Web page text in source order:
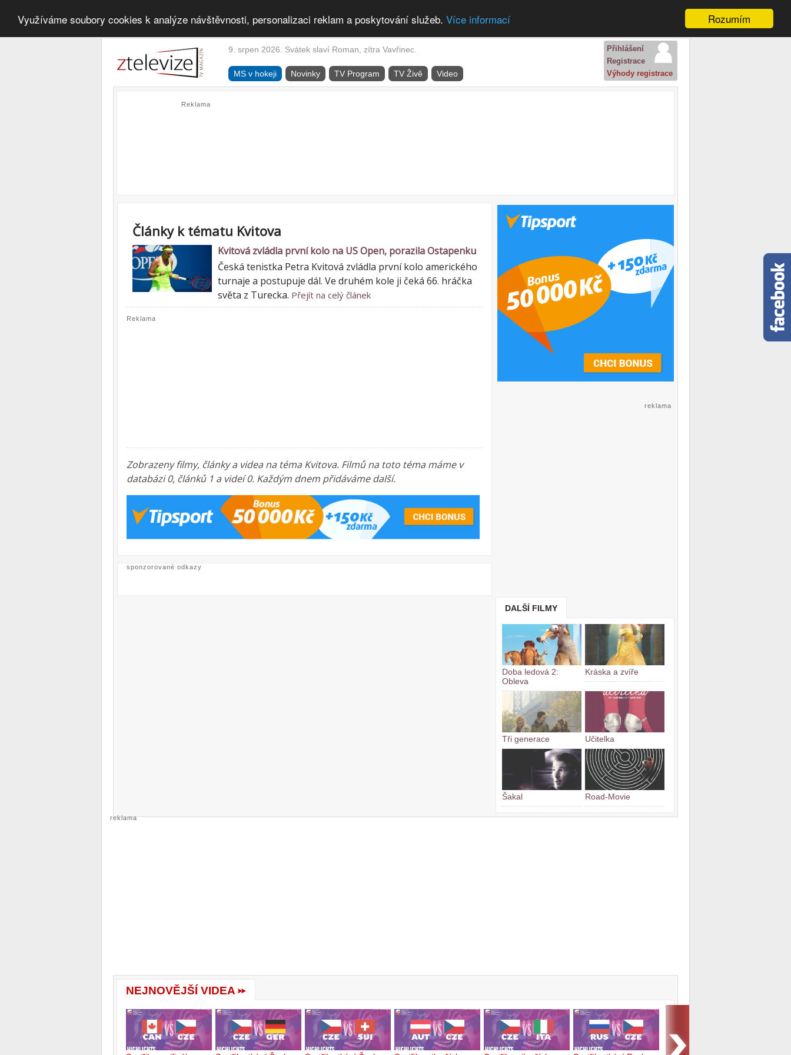
Rozumím
Využíváme soubory cookies k analýze návštěvnosti, personalizaci reklam a poskytování služeb. Více informací
9. srpen 2026. Svátek slaví Roman, zítra Vavřinec.
MS v hokeji Novinky TV Program TV Živě Video
Přihlášení
Registrace
Výhody registrace
Reklama
reklama
DALŠÍ FILMY
Doba ledová 2:
Obleva
Kráska a zvíře
Tři generace Učitelka
Šakal Road-Movie
Články k tématu Kvitova
Kvitová zvládla první kolo na US Open, porazila Ostapenku
Česká tenistka Petra Kvitová zvládla první kolo amerického
turnaje a postupuje dál. Ve druhém kole ji čeká 66. hráčka
světa z Turecka. Přejít na celý článek
Reklama
Zobrazeny filmy, články a videa na téma Kvitova. Filmů na toto téma máme v
databázi 0, článků 1 a videí 0. Každým dnem přidáváme další.
sponzorované odkazy
reklama
NEJNOVĚJŠÍ VIDEA